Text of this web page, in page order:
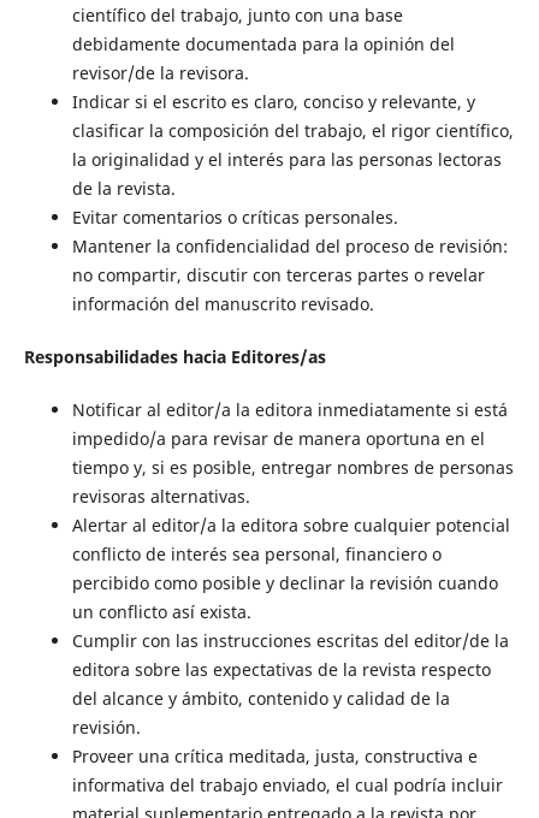
científico del trabajo, junto con una base
debidamente documentada para la opinión del
revisor/de la revisora.
Indicar si el escrito es claro, conciso y relevante, y
clasificar la composición del trabajo, el rigor científico,
la originalidad y el interés para las personas lectoras
de la revista.
Evitar comentarios o críticas personales.
Mantener la confidencialidad del proceso de revisión:
no compartir, discutir con terceras partes o revelar
información del manuscrito revisado.
Responsabilidades hacia Editores/as
Notificar al editor/a la editora inmediatamente si está
impedido/a para revisar de manera oportuna en el
tiempo y, si es posible, entregar nombres de personas
revisoras alternativas.
Alertar al editor/a la editora sobre cualquier potencial
conflicto de interés sea personal, financiero o
percibido como posible y declinar la revisión cuando
un conflicto así exista.
Cumplir con las instrucciones escritas del editor/de la
editora sobre las expectativas de la revista respecto
del alcance y ámbito, contenido y calidad de la
revisión.
Proveer una crítica meditada, justa, constructiva e
informativa del trabajo enviado, el cual podría incluir